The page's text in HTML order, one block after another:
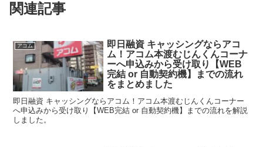
関連記事
アコム
即日融資 キャッシングならアコ
ム！アコム本渡むじんくんコーナ
ーへ申込みから受け取り【WEB
完結 or 自動契約機】までの流れ
をまとめました
即日融資 キャッシングならアコム！アコム本渡むじんくんコーナー
へ申込みから受け取り【WEB完結 or 自動契約機】までの流れを解説
しました。